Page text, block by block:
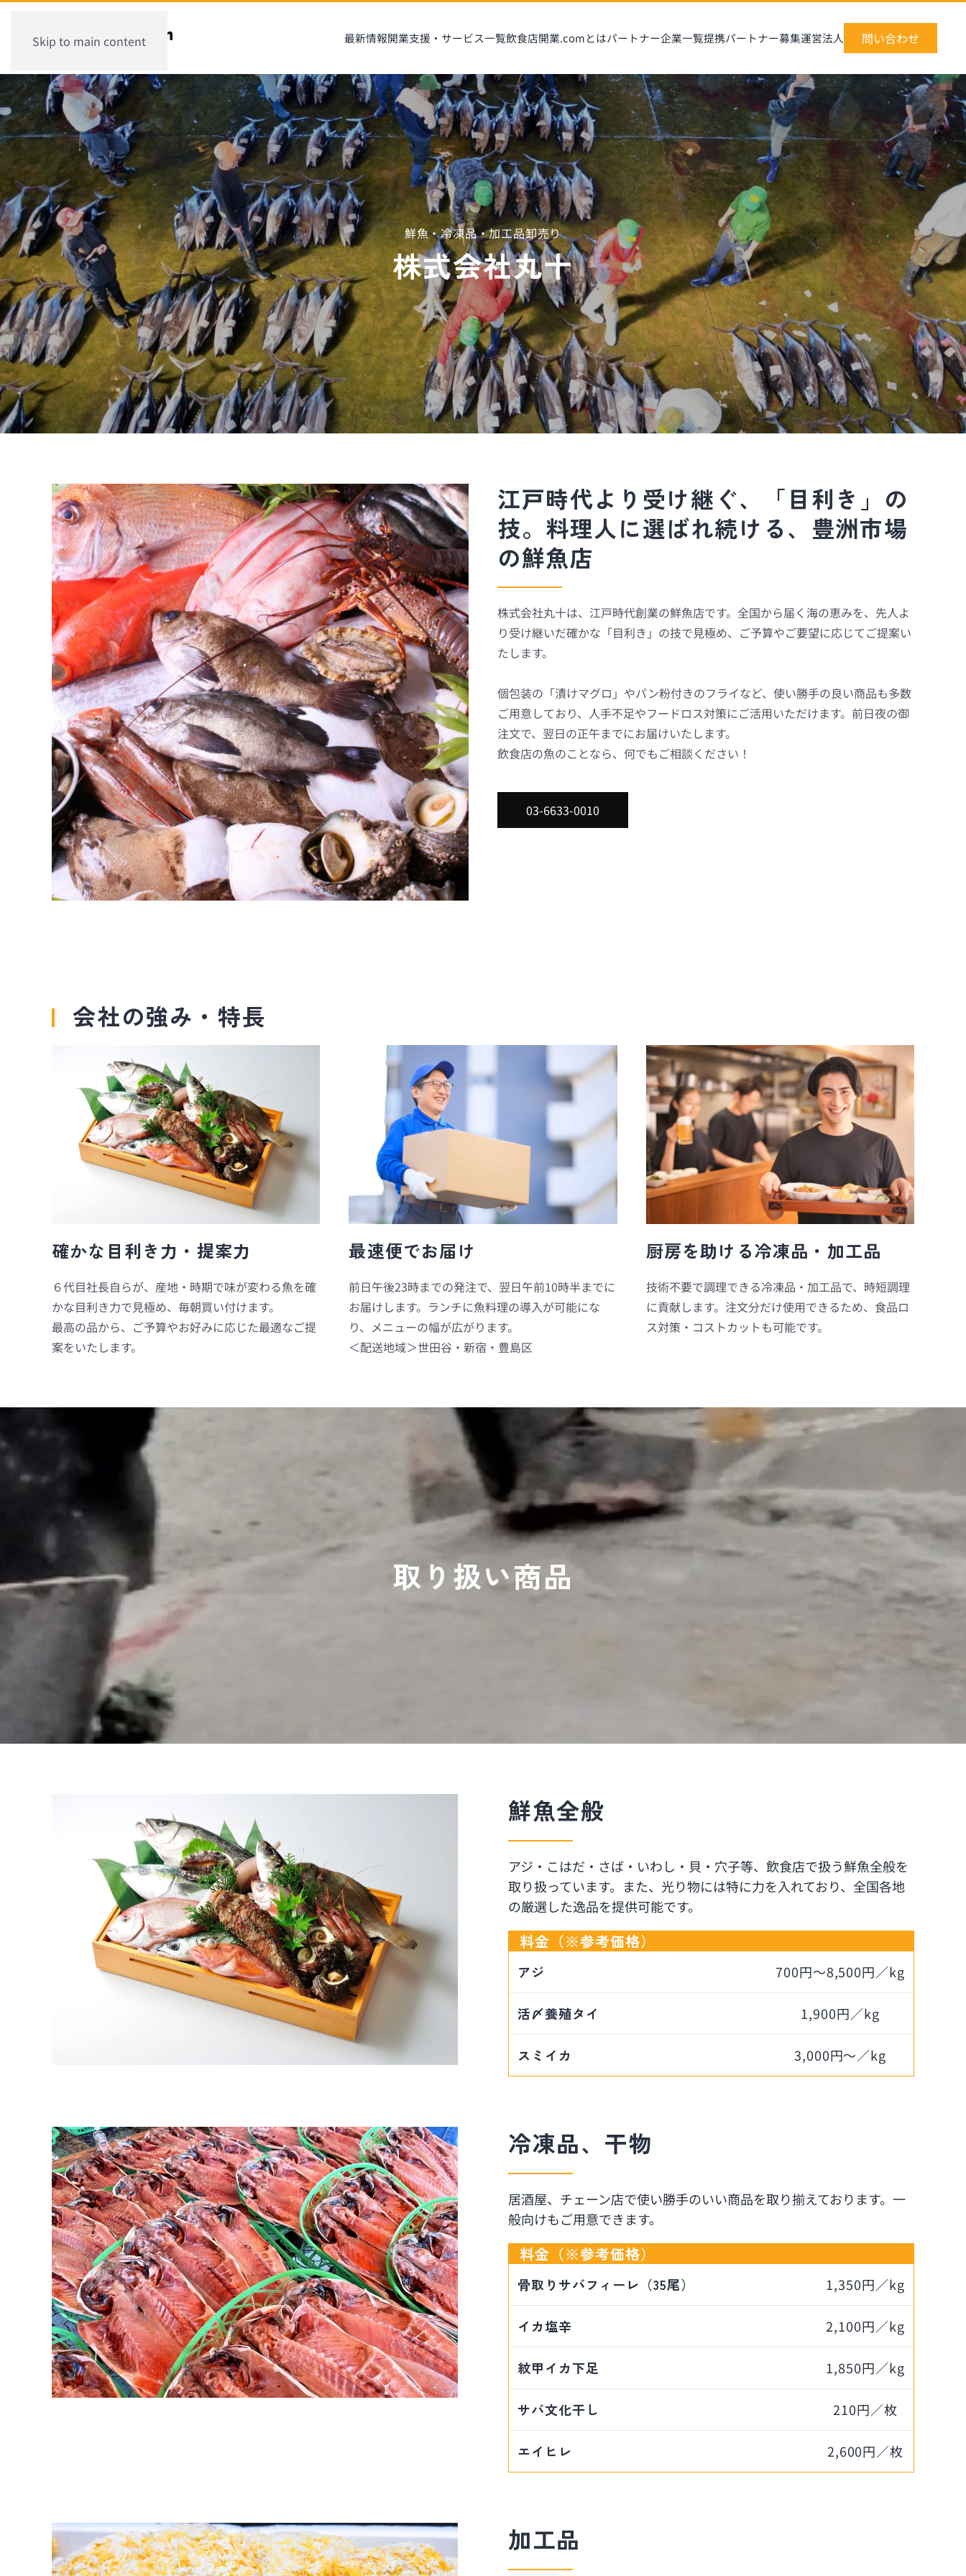
Skip to main content 最新情報開業支援・サービス一覧飲食店開業.comとはパートナー企業一覧提携パートナー募集運営法人 問い合わせ
鮮魚・冷凍品・加工品卸売り
株式会社丸十
江戸時代より受け継ぐ、「目利き」の
技。料理人に選ばれ続ける、豊洲市場
の鮮魚店
株式会社丸十は、江戸時代創業の鮮魚店です。全国から届く海の恵みを、先人よ
り受け継いだ確かな「目利き」の技で見極め、ご予算やご要望に応じてご提案い
たします。
個包装の「漬けマグロ」やパン粉付きのフライなど、使い勝手の良い商品も多数
ご用意しており、人手不足やフードロス対策にご活用いただけます。前日夜の御
注文で、翌日の正午までにお届けいたします。
飲食店の魚のことなら、何でもご相談ください！
03-6633-0010
会社の強み・特長
確かな目利き力・提案力
６代目社長自らが、産地・時期で味が変わる魚を確
かな目利き力で見極め、毎朝買い付けます。
最高の品から、ご予算やお好みに応じた最適なご提
案をいたします。
最速便でお届け
前日午後23時までの発注で、翌日午前10時半までに
お届けします。ランチに魚料理の導入が可能にな
り、メニューの幅が広がります。
＜配送地域＞世田谷・新宿・豊島区
厨房を助ける冷凍品・加工品
技術不要で調理できる冷凍品・加工品で、時短調理
に貢献します。注文分だけ使用できるため、食品ロ
ス対策・コストカットも可能です。
取り扱い商品
鮮魚全般
アジ・こはだ・さば・いわし・貝・穴子等、飲食店で扱う鮮魚全般を
取り扱っています。また、光り物には特に力を入れており、全国各地
の厳選した逸品を提供可能です。
料金（※参考価格）
アジ 700円～8,500円／kg
活〆養殖タイ 1,900円／kg
スミイカ 3,000円～／kg
冷凍品、干物
居酒屋、チェーン店で使い勝手のいい商品を取り揃えております。一
般向けもご用意できます。
料金（※参考価格）
骨取りサバフィーレ（35尾） 1,350円／kg
イカ塩辛 2,100円／kg
紋甲イカ下足 1,850円／kg
サバ文化干し 210円／枚
エイヒレ 2,600円／枚
加工品